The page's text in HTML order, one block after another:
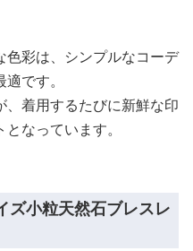
色彩は、シンプルなコーデ
です。
着用するたびに新鮮な印
なっています。
ズ小粒天然石ブレスレ